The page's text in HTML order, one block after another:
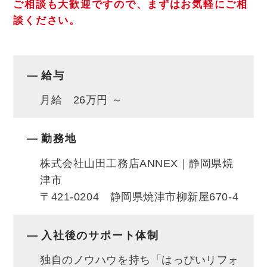
◎建築現場は志太地域が中心です。
◎工事期間中にお客様との5回の立会い説明
ご安心して頂ける為、大変好評です。
◎お客様からの喜びの声や感謝の言葉をもら
◎施工現場の監督業務が主なお仕事です。
ご相談も大歓迎ですので、まずはお気軽にご相
談ください。
給与
月給 26万円 ～
勤務地
株式会社山田工務店ANNEX｜静岡県焼
津市
〒421-0204 静岡県焼津市柳新屋670-4
入社後のサポート体制
独自のノウハウを持ち「はっぴいリフォ